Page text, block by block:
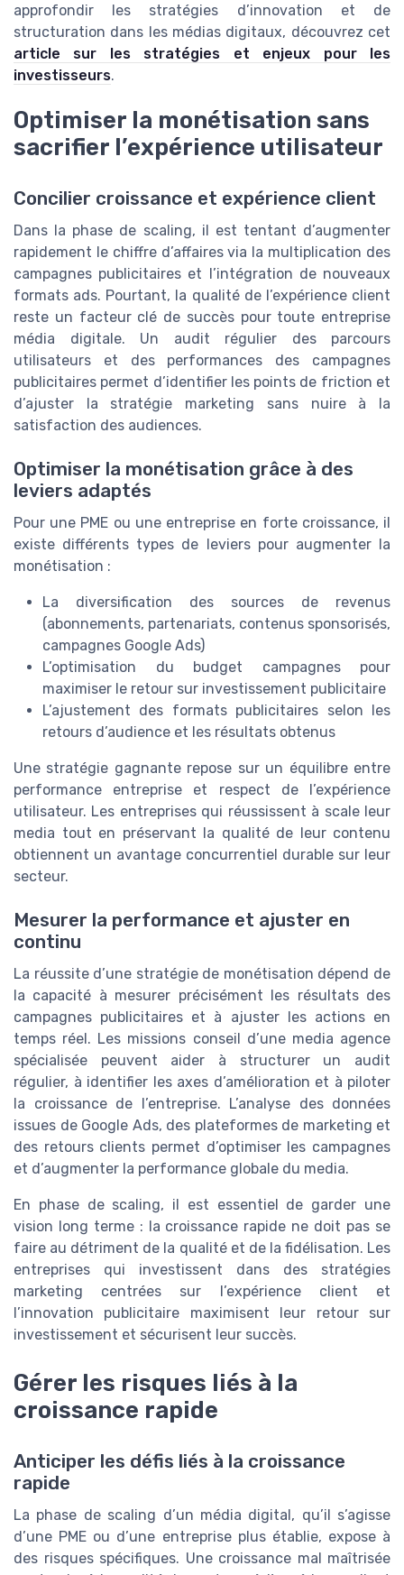
approfondir les stratégies d’innovation et de
structuration dans les médias digitaux, découvrez cet
article sur les stratégies et enjeux pour les
investisseurs.
Optimiser la monétisation sans
sacrifier l’expérience utilisateur
Concilier croissance et expérience client
Dans la phase de scaling, il est tentant d’augmenter
rapidement le chiffre d’affaires via la multiplication des
campagnes publicitaires et l’intégration de nouveaux
formats ads. Pourtant, la qualité de l’expérience client
reste un facteur clé de succès pour toute entreprise
média digitale. Un audit régulier des parcours
utilisateurs et des performances des campagnes
publicitaires permet d’identifier les points de friction et
d’ajuster la stratégie marketing sans nuire à la
satisfaction des audiences.
Optimiser la monétisation grâce à des
leviers adaptés
Pour une PME ou une entreprise en forte croissance, il
existe différents types de leviers pour augmenter la
monétisation :
La diversification des sources de revenus
(abonnements, partenariats, contenus sponsorisés,
campagnes Google Ads)
L’optimisation du budget campagnes pour
maximiser le retour sur investissement publicitaire
L’ajustement des formats publicitaires selon les
retours d’audience et les résultats obtenus
Une stratégie gagnante repose sur un équilibre entre
performance entreprise et respect de l’expérience
utilisateur. Les entreprises qui réussissent à scale leur
media tout en préservant la qualité de leur contenu
obtiennent un avantage concurrentiel durable sur leur
secteur.
Mesurer la performance et ajuster en
continu
La réussite d’une stratégie de monétisation dépend de
la capacité à mesurer précisément les résultats des
campagnes publicitaires et à ajuster les actions en
temps réel. Les missions conseil d’une media agence
spécialisée peuvent aider à structurer un audit
régulier, à identifier les axes d’amélioration et à piloter
la croissance de l’entreprise. L’analyse des données
issues de Google Ads, des plateformes de marketing et
des retours clients permet d’optimiser les campagnes
et d’augmenter la performance globale du media.
En phase de scaling, il est essentiel de garder une
vision long terme : la croissance rapide ne doit pas se
faire au détriment de la qualité et de la fidélisation. Les
entreprises qui investissent dans des stratégies
marketing centrées sur l’expérience client et
l’innovation publicitaire maximisent leur retour sur
investissement et sécurisent leur succès.
Gérer les risques liés à la
croissance rapide
Anticiper les défis liés à la croissance
rapide
La phase de scaling d’un média digital, qu’il s’agisse
d’une PME ou d’une entreprise plus établie, expose à
des risques spécifiques. Une croissance mal maîtrisée